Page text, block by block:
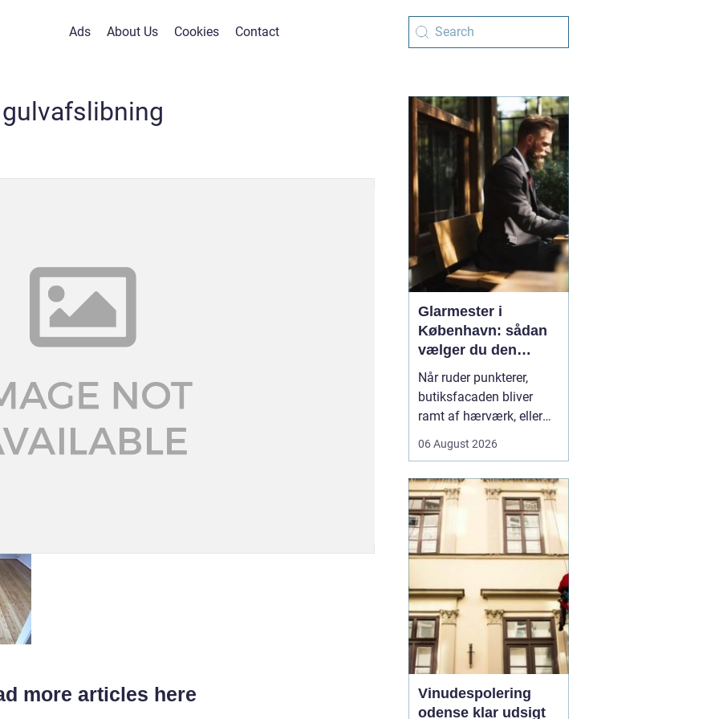
Ads About Us Cookies Contact
gulvafslibning
more articles here
Glarmester i
København: sådan
vælger du den
rigtige fagmand til
glasopgaver
Når ruder punkterer,
butiksfacaden bliver
ramt af hærværk, eller
lysere og mere moderne
glarmester en central
rolle.
En glarmester i
Københa...
06 August 2026
Vinudespolering
odense klar udsigt